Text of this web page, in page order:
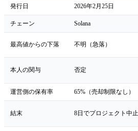
発行日 2026年2月25日
チェーン Solana
最高値からの下落 不明（急落）
本人の関与 否定
運営側の保有率 65%（売却制限なし）
結末 8日でプロジェクト中止